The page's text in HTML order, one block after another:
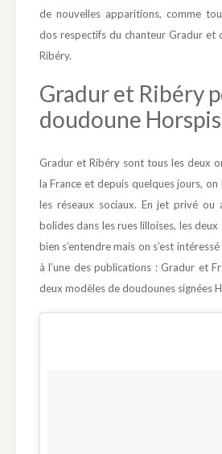
de nouvelles apparitions, comme
dos respectifs du chanteur Gradur et
Ribéry.
Gradur et Ribéry
doudoune
Gradur et Ribéry sont tous les deux
la France et depuis quelques jours,
les réseaux sociaux. En jet privé ou
bolides dans les rues lilloises, les
bien s’entendre mais on s’est
à l’une des publications : Gradur et
deux modèles de doudounes signées